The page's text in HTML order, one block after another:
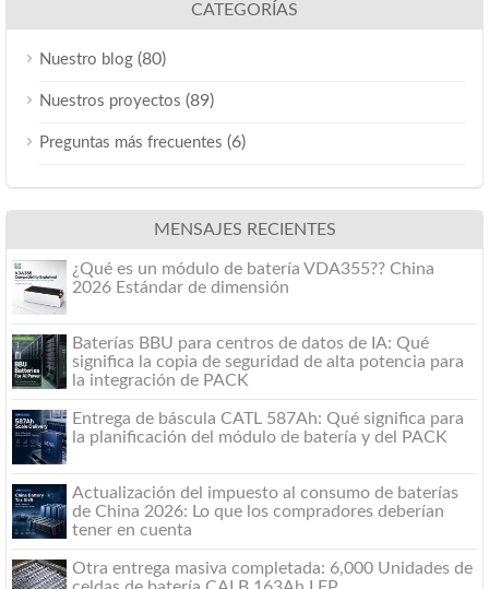
CATEGORÍAS
Nuestro blog (80)
Nuestros proyectos (89)
Preguntas más frecuentes (6)
MENSAJES RECIENTES
¿Qué es un módulo de batería VDA355?? China
2026 Estándar de dimensión
Baterías BBU para centros de datos de IA: Qué
significa la copia de seguridad de alta potencia para
la integración de PACK
Entrega de báscula CATL 587Ah: Qué significa para
la planificación del módulo de batería y del PACK
Actualización del impuesto al consumo de baterías
de China 2026: Lo que los compradores deberían
tener en cuenta
Otra entrega masiva completada: 6,000 Unidades de